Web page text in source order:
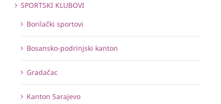
SPORTSKI KLUBOVI
Borilački sportovi
Bosansko-podrinjski kanton
Gradačac
Kanton Sarajevo